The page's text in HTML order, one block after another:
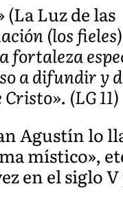
Luz de las
(los
fortaleza
a difundir y
(LG 11)
Agustín lo
místico»,
en el siglo V